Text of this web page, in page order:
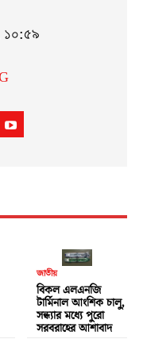
১০:৫৯
জাতীয়
বিকল এলএনজি
টার্মিনাল আংশিক চালু,
সন্ধ্যার মধ্যে পুরো
সরবরাহের আশাবাদ